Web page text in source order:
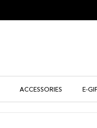
ACCESSORIES E-